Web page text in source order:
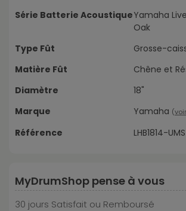
Série Batterie AcoustiqueYamaha
Oak
Type Fût
Grosse-
Matière Fût
Chêne et
Diamètre
18"
Marque
Yamaha (
Référence LHB1814-UMS
MyDrumShop pense à vous
30 jours Satisfait ou Remboursé